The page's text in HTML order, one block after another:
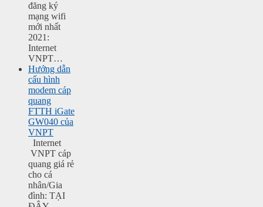
đăng ký
mạng wifi
mới nhất
2021:
Internet
VNPT…
Hướng dẫn
cấu hình
modem cáp
quang
FTTH iGate
GW040 của
VNPT
Internet
VNPT cáp
quang giá rẻ
cho cá
nhân/Gia
đình: TẠI